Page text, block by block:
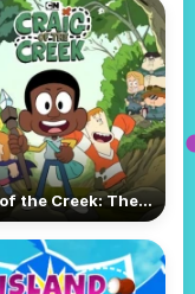
Craig of the Creek: The Legendary Trials